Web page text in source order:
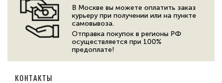
В Москве вы можете оплатить заказ
курьеру при получении или на пункте
самовывоза.
Отправка покупок в регионы РФ
осуществляется при 100%
предоплате!
КОНТАКТЫ